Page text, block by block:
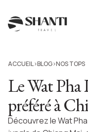
ACCUEIL>BLOG>NOS TOPS
Le Wat
préféré à
Découvrez le Wat